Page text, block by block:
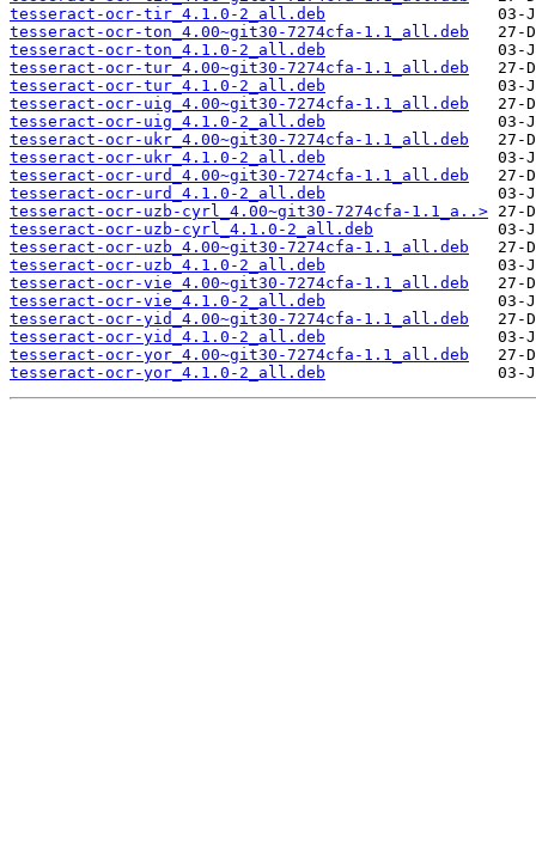
tesseract-ocr-tir_4.1.0-2_all.deb
tesseract-ocr-ton_4.00~git30-7274cfa-1.1_all.deb
tesseract-ocr-ton_4.1.0-2_all.deb
tesseract-ocr-tur_4.00~git30-7274cfa-1.1_all.deb
tesseract-ocr-tur_4.1.0-2_all.deb
tesseract-ocr-uig_4.00~git30-7274cfa-1.1_all.deb
tesseract-ocr-uig_4.1.0-2_all.deb
tesseract-ocr-ukr_4.00~git30-7274cfa-1.1_all.deb
tesseract-ocr-ukr_4.1.0-2_all.deb
tesseract-ocr-urd_4.00~git30-7274cfa-1.1_all.deb
tesseract-ocr-urd_4.1.0-2_all.deb
tesseract-ocr-uzb-cyrl_4.00~git30-7274cfa-1.1_a..>
tesseract-ocr-uzb-cyrl_4.1.0-2_all.deb
tesseract-ocr-uzb_4.00~git30-7274cfa-1.1_all.deb
tesseract-ocr-uzb_4.1.0-2_all.deb
tesseract-ocr-vie_4.00~git30-7274cfa-1.1_all.deb
tesseract-ocr-vie_4.1.0-2_all.deb
tesseract-ocr-yid_4.00~git30-7274cfa-1.1_all.deb
tesseract-ocr-yid_4.1.0-2_all.deb
tesseract-ocr-yor_4.00~git30-7274cfa-1.1_all.deb
tesseract-ocr-yor_4.1.0-2_all.deb